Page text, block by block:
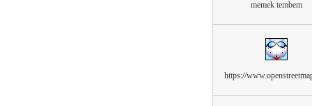
memek tembem
https://